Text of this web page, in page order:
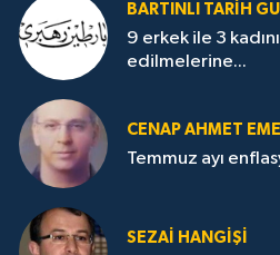
BARTINLI TARIH
9 erkek ile 3
edilmelerine...
CENAP AHMET
Temmuz ayı
SEZAI HANGİŞİ